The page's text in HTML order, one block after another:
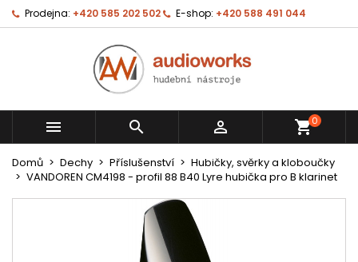
Prodejna: +420 585 202 502 E-shop: +420 588 491 044
   shopping_cart0
Domů Dechy Příslušenství
Hubičky, svěrky a kloboučky
VANDOREN CM4198 - profil 88 B40 Lyre hubička pro B klarinet